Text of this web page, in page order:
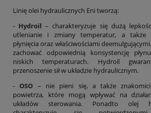
Linię olei hydraulicznych Eni tworzą:
- Hydroil – charakteryzuje się dużą
utlenianie i zmiany temperatur, a także
płynięcia oraz właściwościami
zachować odpowiednią konsystencję
niskich temperaturach. Hydroil
przenoszenie sił w układzie hydraulicznym.
-OSO – nie pieni się, a także
powietrza, które mogą wpływać na
układów sterowania. Ponadto olej